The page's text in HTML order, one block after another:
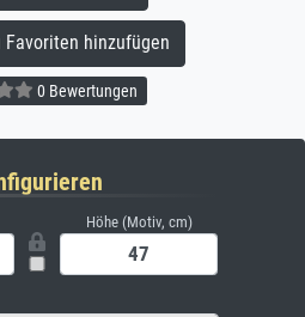
hinzufügen
0 Bewertungen
Höhe (Motiv, cm)